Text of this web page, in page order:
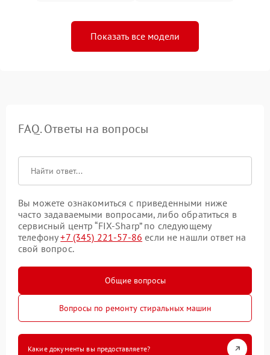
Показать все модели
FAQ. Ответы на вопросы
Вы можете ознакомиться с приведенными ниже
часто задаваемыми вопросами, либо обратиться в
сервисный центр “FIX-Sharp” по следующему
телефону+7 (345) 221-57-86 если не нашли ответ на
свой вопрос.
Общие вопросы
Вопросы по ремонту стиральных машин
Какие документы вы предоставляете?